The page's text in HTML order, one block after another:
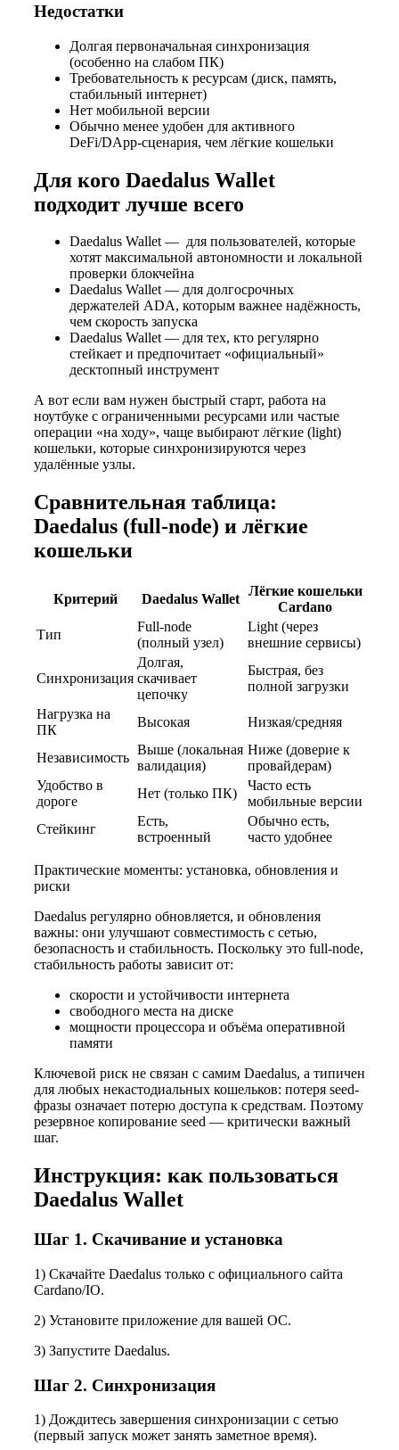
Недостатки
Долгая первоначальная синхронизация
(особенно на слабом ПК)
Требовательность к ресурсам (диск, память,
стабильный интернет)
Нет мобильной версии
Обычно менее удобен для активного
DeFi/DApp-сценария, чем лёгкие кошельки
Для кого Daedalus Wallet
подходит лучше всего
Daedalus Wallet — для пользователей, которые
хотят максимальной автономности и локальной
проверки блокчейна
Daedalus Wallet — для долгосрочных
держателей ADA, которым важнее надёжность,
чем скорость запуска
Daedalus Wallet — для тех, кто регулярно
стейкает и предпочитает «официальный»
десктопный инструмент
А вот если вам нужен быстрый старт, работа на
ноутбуке с ограниченными ресурсами или частые
операции «на ходу», чаще выбирают лёгкие (light)
кошельки, которые синхронизируются через
удалённые узлы.
Сравнительная таблица:
Daedalus (full-node) и лёгкие
кошельки
Критерий Daedalus Wallet
Лёгкие кошельки
Cardano
Тип
Full-node
(полный узел)
Light (через
внешние сервисы)
Синхронизация
Долгая,
скачивает
цепочку
Быстрая, без
полной загрузки
Нагрузка на
ПК
Высокая Низкая/средняя
Независимость
Выше (локальная
валидация)
Ниже (доверие к
провайдерам)
Удобство в
дороге
Нет (только ПК)
Часто есть
мобильные версии
Стейкинг
Есть,
встроенный
Обычно есть,
часто удобнее
Практические моменты: установка, обновления и
риски
Daedalus регулярно обновляется, и обновления
важны: они улучшают совместимость с сетью,
безопасность и стабильность. Поскольку это full-node,
стабильность работы зависит от:
скорости и устойчивости интернета
свободного места на диске
мощности процессора и объёма оперативной
памяти
Ключевой риск не связан с самим Daedalus, а типичен
для любых некастодиальных кошельков: потеря seed-
фразы означает потерю доступа к средствам. Поэтому
резервное копирование seed — критически важный
шаг.
Инструкция: как пользоваться
Daedalus Wallet
Шаг 1. Скачивание и установка
1) Скачайте Daedalus только с официального сайта
Cardano/IO.
2) Установите приложение для вашей ОС.
3) Запустите Daedalus.
Шаг 2. Синхронизация
1) Дождитесь завершения синхронизации с сетью
(первый запуск может занять заметное время).